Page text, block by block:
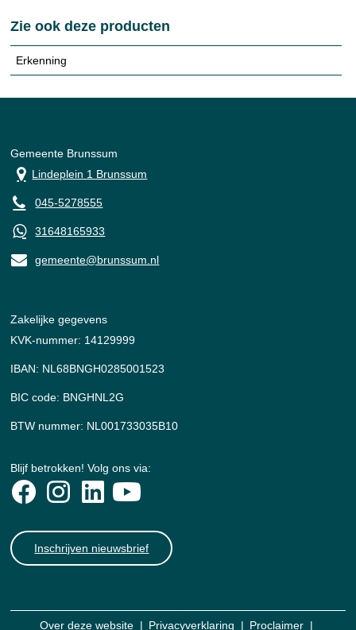
Zie ook deze producten
Erkenning
Gemeente Brunssum
Lindeplein 1 Brunssum
045-5278555
31648165933
gemeente@brunssum.nl
Zakelijke gegevens
KVK-nummer: 14129999
IBAN: NL68BNGH0285001523
BIC code: BNGHNL2G
BTW nummer: NL001733035B10
Blijf betrokken! Volg ons via:
Inschrijven nieuwsbrief
Over deze website Privacyverklaring Proclaimer